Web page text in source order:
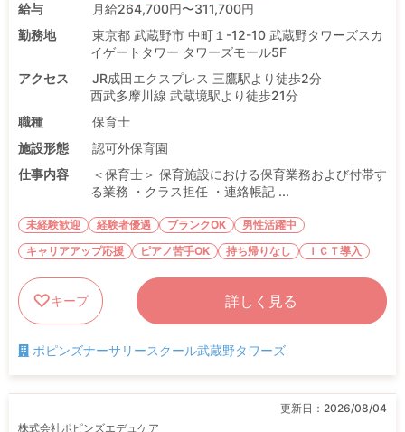
給与
月給264,700円〜311,700円
勤務地
東京都 武蔵野市 中町１-12-10 武蔵野タワーズスカ
イゲートタワー タワーズモール5F
アクセス
JR成田エクスプレス 三鷹駅より徒歩2分
西武多摩川線 武蔵境駅より徒歩21分
職種
保育士
施設形態
認可外保育園
仕事内容
＜保育士＞ 保育施設における保育業務および付帯す
る業務 ・クラス担任 ・連絡帳記 ...
未経験歓迎 経験者優遇 ブランクOK
男性活躍中
キャリアアップ応援
ピアノ苦手OK 持ち帰りなし ＩＣＴ導入
キープ 詳しく見る
ポピンズナーサリースクール武蔵野タワーズ
更新日： 2026/08/04
株式会社ポピンズエデュケア